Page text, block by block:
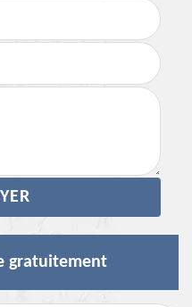
gratuitement